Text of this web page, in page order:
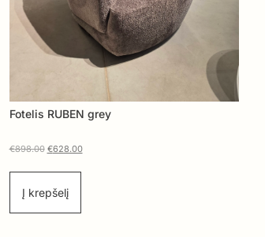
Fotelis RUBEN grey
€898.00 €628.00
Į krepšelį